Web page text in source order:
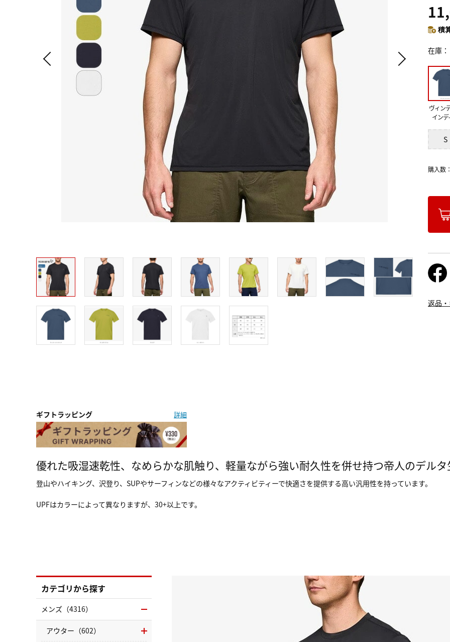
積
在庫
ヴィン
インデ
S
購入数：
返品
ギフトラッピング 詳細
優れた吸湿速乾性、なめらかな肌触り、軽量ながら強い耐久性を併せ持つ帝人のデルタ
登山やハイキング、沢登り、SUPやサーフィンなどの様々なアクティビティーで快適さを提供する高い汎用性を持っています。
UPFはカラーによって異なりますが、30+以上です。
カテゴリから探す
メンズ（4316）
アウター（602）